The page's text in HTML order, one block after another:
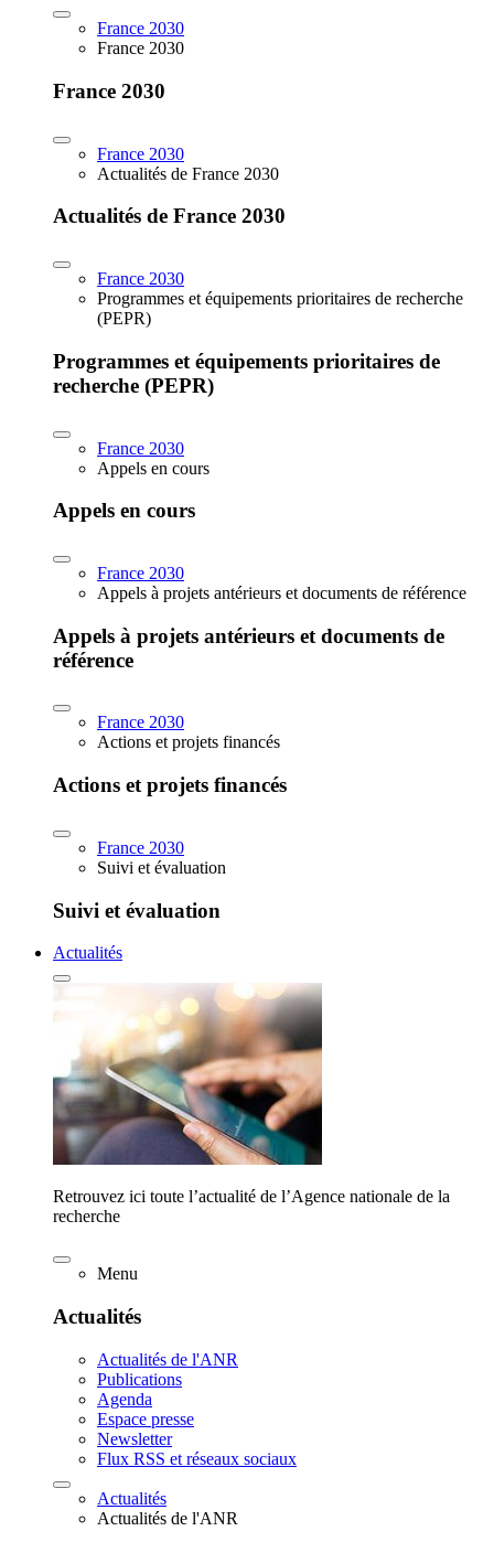
France 2030
France 2030
France 2030
France 2030
Actualités de France 2030
Actualités de France 2030
France 2030
Programmes et équipements prioritaires de recherche
(PEPR)
Programmes et équipements prioritaires de
recherche (PEPR)
France 2030
Appels en cours
Appels en cours
France 2030
Appels à projets antérieurs et documents de référence
Appels à projets antérieurs et documents de
référence
France 2030
Actions et projets financés
Actions et projets financés
France 2030
Suivi et évaluation
Suivi et évaluation
Actualités
Retrouvez ici toute l’actualité de l’Agence nationale de la
recherche
Menu
Actualités
Actualités de l'ANR
Publications
Agenda
Espace presse
Newsletter
Flux RSS et réseaux sociaux
Actualités
Actualités de l'ANR